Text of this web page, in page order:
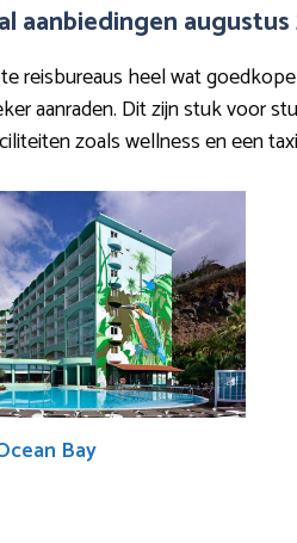
aanbiedingen
reisbureaus heel wat
aanraden. Dit zijn stuk voor
zoals wellness en een
Bay